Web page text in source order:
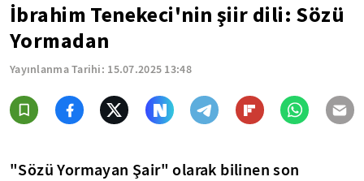
İbrahim Tenekeci'nin şiir dili: Sözü
Yormadan
Yayınlanma Tarihi: 15.07.2025 13:48
"Sözü Yormayan Şair" olarak bilinen son